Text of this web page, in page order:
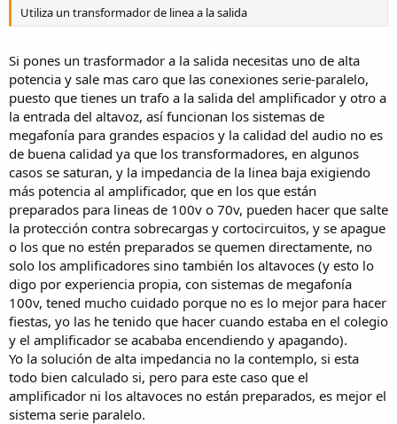
Utiliza un transformador de linea a la salida
Si pones un trasformador a la salida necesitas uno de alta
potencia y sale mas caro que las conexiones serie-paralelo,
puesto que tienes un trafo a la salida del amplificador y otro a
la entrada del altavoz, así funcionan los sistemas de
megafonía para grandes espacios y la calidad del audio no es
de buena calidad ya que los transformadores, en algunos
casos se saturan, y la impedancia de la linea baja exigiendo
más potencia al amplificador, que en los que están
preparados para lineas de 100v o 70v, pueden hacer que salte
la protección contra sobrecargas y cortocircuitos, y se apague
o los que no estén preparados se quemen directamente, no
solo los amplificadores sino también los altavoces (y esto lo
digo por experiencia propia, con sistemas de megafonía
100v, tened mucho cuidado porque no es lo mejor para hacer
fiestas, yo las he tenido que hacer cuando estaba en el colegio
y el amplificador se acababa encendiendo y apagando).
Yo la solución de alta impedancia no la contemplo, si esta
todo bien calculado si, pero para este caso que el
amplificador ni los altavoces no están preparados, es mejor el
sistema serie paralelo.